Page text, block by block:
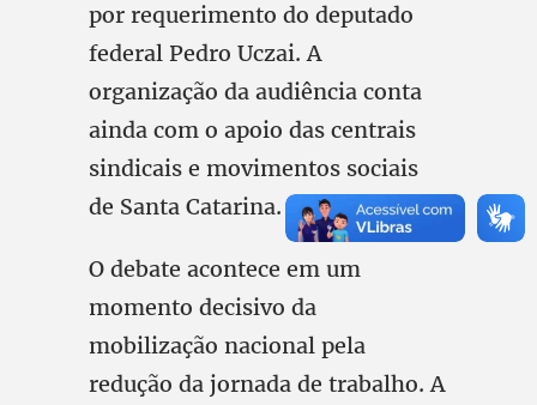
por requerimento do deputado
federal Pedro Uczai. A
organização da audiência conta
ainda com o apoio das centrais
sindicais e movimentos sociais
de Santa Catarina.
O debate acontece em um
momento decisivo da
mobilização nacional pela
redução da jornada de trabalho. A